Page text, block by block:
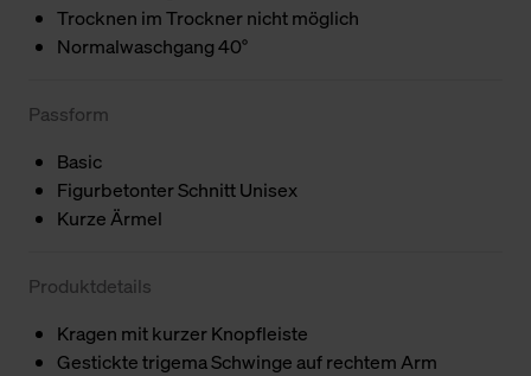
Trocknen im Trockner nicht möglich
Normalwaschgang 40°
Passform
Basic
Figurbetonter Schnitt Unisex
Kurze Ärmel
Produktdetails
Kragen mit kurzer Knopfleiste
Gestickte trigema Schwinge auf rechtem Arm